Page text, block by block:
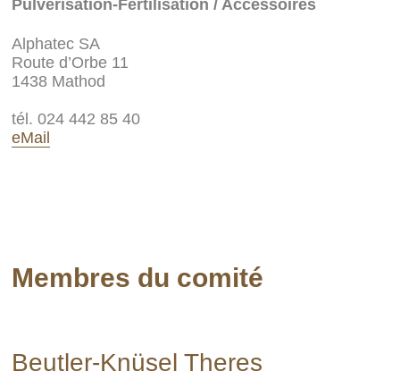
Pulvérisation-Fertilisation / Accessoires
Alphatec SA
Route d’Orbe 11
1438 Mathod
tél. 024 442 85 40
eMail
Membres du comité
Beutler-Knüsel Theres